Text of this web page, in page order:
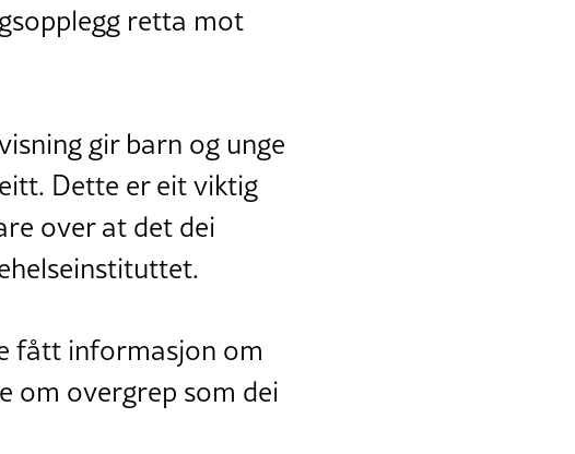
retta mot
gir barn og unge
Dette er eit viktig
over at det dei
fått informasjon om
om overgrep som dei